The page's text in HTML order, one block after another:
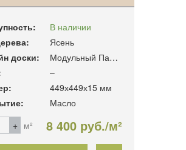
В наличии
Ясень
доски:
Модульный Паркет
–
449х449х15 мм
Масло
м²
8 400 руб./м²